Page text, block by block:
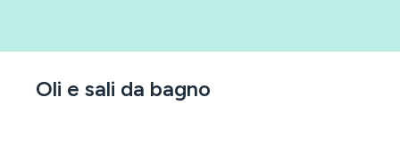
Oli e sali da bagno